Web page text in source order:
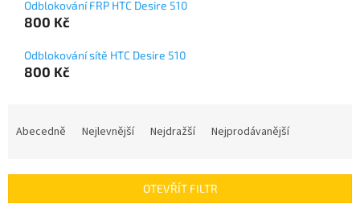
Odblokování FRP HTC Desire 510
800 Kč
Odblokování sítě HTC Desire 510
800 Kč
í
Abecedně Nejlevnější Nejdražší Nejprodávanější
OTEVŘÍT FILTR